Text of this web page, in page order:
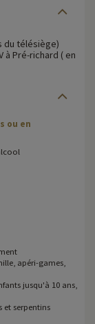
du télésiège)
à Pré-richard ( en
ou en
apéri-games,
jusqu'à 10 ans,
et serpentins